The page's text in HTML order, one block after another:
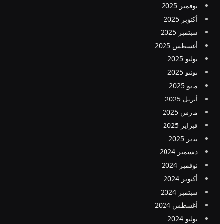
نوفمبر 2025
أكتوبر 2025
سبتمبر 2025
أغسطس 2025
يوليو 2025
يونيو 2025
مايو 2025
أبريل 2025
مارس 2025
فبراير 2025
يناير 2025
ديسمبر 2024
نوفمبر 2024
أكتوبر 2024
سبتمبر 2024
أغسطس 2024
يوليو 2024